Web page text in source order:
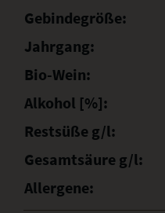
Gebindegröße:
Jahrgang:
Bio-Wein:
Alkohol [%]:
Restsüße g/l:
Gesamtsäure g/l:
Allergene: